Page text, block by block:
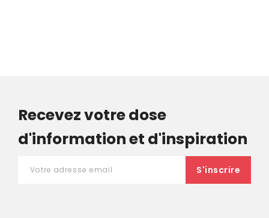
Recevez votre dose
d'information et d'inspiration